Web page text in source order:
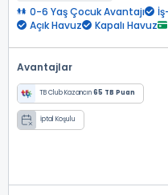
0-6 Yaş Çocuk Avantajı
Açık Havuz
Kapalı Havuz
Avantajlar
TB Club Kazancın65 TB Puan
İptal Koşulu